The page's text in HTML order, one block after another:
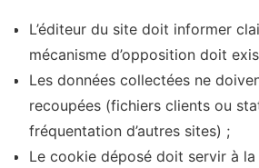
L’éditeur du site doit informer
mécanisme d’opposition doit
Les données collectées ne
recoupées (fichiers clients ou
fréquentation d’autres sites) ;
Le cookie déposé doit servir à